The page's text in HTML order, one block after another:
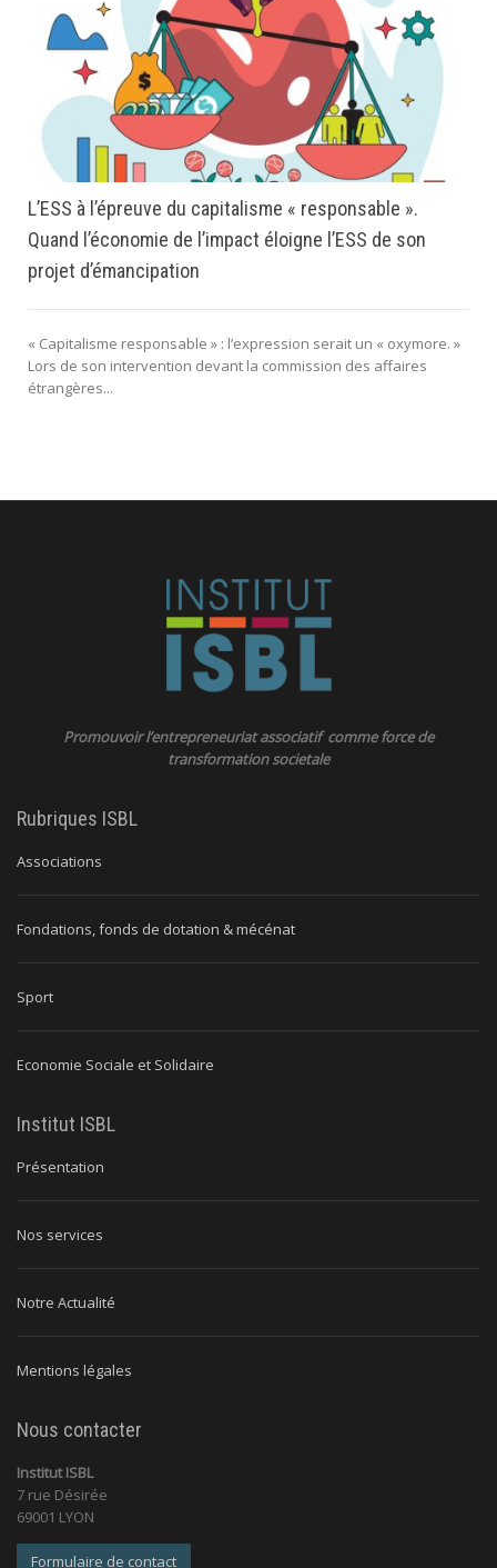
L’ESS à l’épreuve du capitalisme « responsable ».
Quand l’économie de l’impact éloigne l’ESS de son
projet d’émancipation
« Capitalisme responsable » : l’expression serait un « oxymore. »
Lors de son intervention devant la commission des affaires
étrangères...
Promouvoir l’entrepreneuriat associatif comme force de
transformation societale
Rubriques ISBL
Associations
Fondations, fonds de dotation & mécénat
Sport
Economie Sociale et Solidaire
Institut ISBL
Présentation
Nos services
Notre Actualité
Mentions légales
Nous contacter
Institut ISBL
7 rue Désirée
69001 LYON
Formulaire de contact